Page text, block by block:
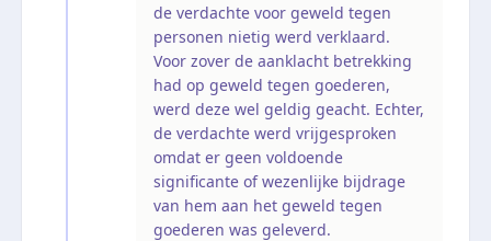
de verdachte voor geweld tegen
personen nietig werd verklaard.
Voor zover de aanklacht betrekking
had op geweld tegen goederen,
werd deze wel geldig geacht. Echter,
de verdachte werd vrijgesproken
omdat er geen voldoende
significante of wezenlijke bijdrage
van hem aan het geweld tegen
goederen was geleverd.